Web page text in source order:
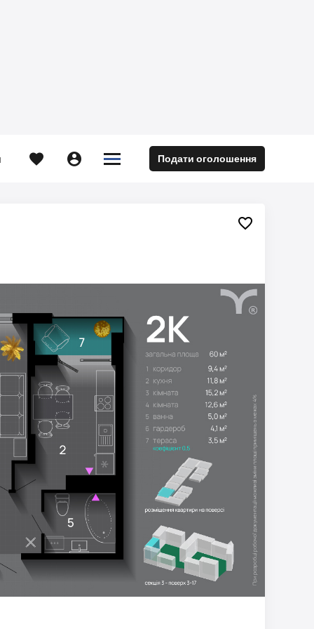
  

 Подати оголошення
